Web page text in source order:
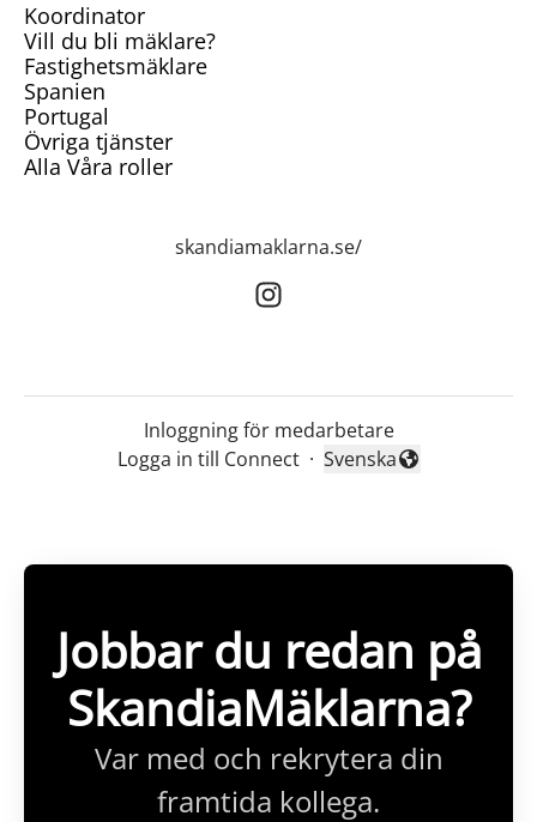
Koordinator
Vill du bli mäklare?
Fastighetsmäklare
Spanien
Portugal
Övriga tjänster
Alla Våra roller
skandiamaklarna.se/
Inloggning för medarbetare
Logga in till Connect · Byt språk
Svenska
Jobbar du redan på
SkandiaMäklarna?
Var med och rekrytera din
framtida kollega.